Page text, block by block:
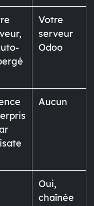
Votre
serveur
Odoo
Aucun
Oui,
chaînée